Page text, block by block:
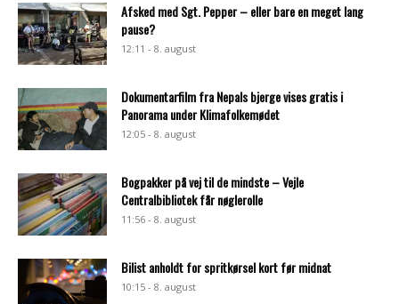
Afsked med Sgt. Pepper – eller bare en meget lang
pause?
12:11 - 8. august
Dokumentarfilm fra Nepals bjerge vises gratis i
Panorama under Klimafolkemødet
12:05 - 8. august
Bogpakker på vej til de mindste – Vejle
Centralbibliotek får nøglerolle
11:56 - 8. august
Bilist anholdt for spritkørsel kort før midnat
10:15 - 8. august